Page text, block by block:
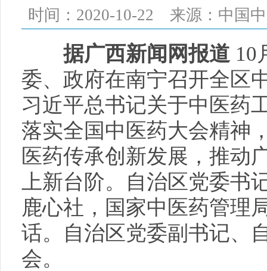
时间：2020-10-22 来源：中国
据广西新闻网报道10
委、政府在南宁召开全区
习近平总书记关于中医药
落实全国中医药大会精神
医药传承创新发展，推动
上新台阶。自治区党委书
鹿心社，国家中医药管理
话。自治区党委副书记、
会。